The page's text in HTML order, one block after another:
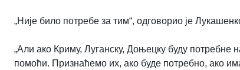
„Није било потребе за тим“, одговорио је
„Али ако Криму, Луганску, Доњецку буду
помоћи. Признаћемо их, ако буде потребно, ако